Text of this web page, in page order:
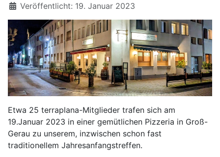
Details
Veröffentlicht: 19. Januar 2023
Etwa 25 terraplana-Mitglieder trafen sich am
19.Januar 2023 in einer gemütlichen Pizzeria in Groß-
Gerau zu unserem, inzwischen schon fast
traditionellem Jahresanfangstreffen.